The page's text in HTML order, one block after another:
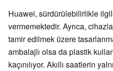
Huawei, sürdürülebilirlikle
vermemektedir. Ayrıca,
tamir edilmek üzere
ambalajlı olsa da plastik
kaçınılıyor. Akıllı saatlerin